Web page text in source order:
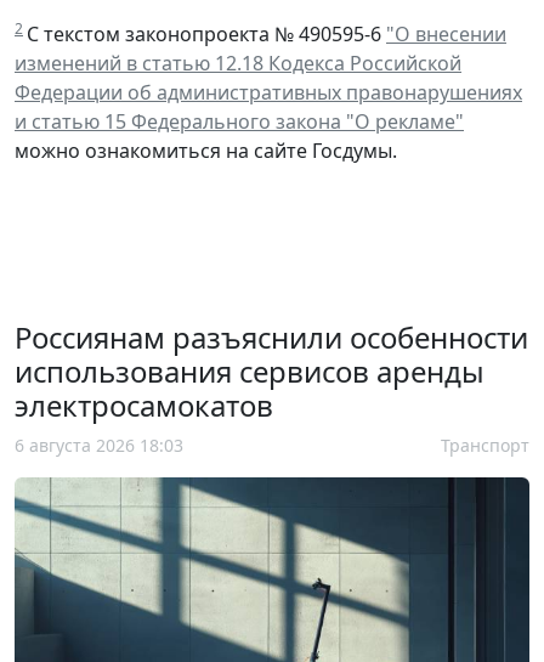
2 С текстом законопроекта № 490595-6 "О внесении
изменений в статью 12.18 Кодекса Российской
Федерации об административных правонарушениях
и статью 15 Федерального закона "О рекламе"
можно ознакомиться на сайте Госдумы.
Россиянам разъяснили особенности
использования сервисов аренды
электросамокатов
6 августа 2026 18:03 Транспорт